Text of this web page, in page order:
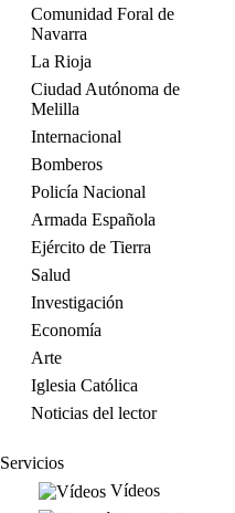
Comunidad Foral de
Navarra
La Rioja
Ciudad Autónoma de
Melilla
Internacional
Bomberos
Policía Nacional
Armada Española
Ejército de Tierra
Salud
Investigación
Economía
Arte
Iglesia Católica
Noticias del lector
Servicios
Vídeos